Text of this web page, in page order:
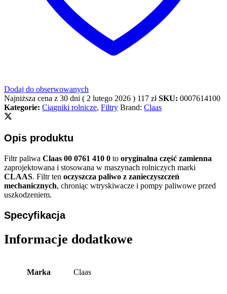
Dodaj do obserwowanych
Najniższa cena z 30 dni ( 2 lutego 2026 ) 117 zł SKU: 0007614100
Kategorie: Ciągniki rolnicze, Filtry Brand: Claas
Opis produktu
Filtr paliwa Claas 00 0761 410 0 to oryginalna część zamienna
zaprojektowana i stosowana w maszynach rolniczych marki
CLAAS. Filtr ten oczyszcza paliwo z zanieczyszczeń
mechanicznych, chroniąc wtryskiwacze i pompy paliwowe przed
uszkodzeniem.
Specyfikacja
Informacje dodatkowe
Marka Claas